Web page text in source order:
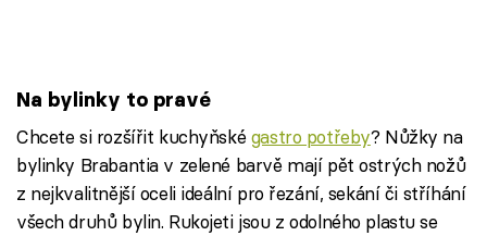
Na bylinky to pravé
Chcete si rozšířit kuchyňskégastro potřeby? Nůžky na
bylinky Brabantia v zelené barvě mají pět ostrých nožů
z nejkvalitnější oceli ideální pro řezání, sekání či stříhání
všech druhů bylin. Rukojeti jsou z odolného plastu se